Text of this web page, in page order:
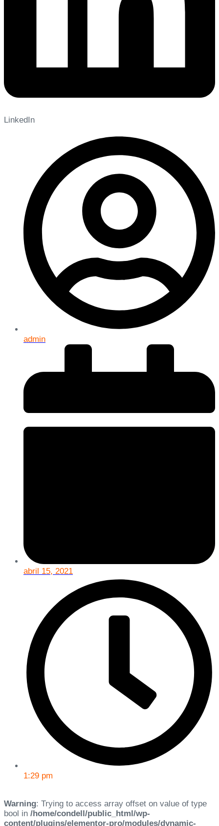
LinkedIn
admin
abril 15, 2021
1:29 pm
Warning: Trying to access array offset on value of type
bool in /home/condell/public_html/wp-
content/plugins/elementor-pro/modules/dynamic-